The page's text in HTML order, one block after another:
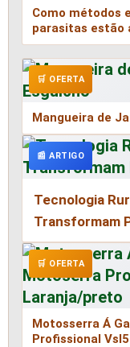
Como métodos
parasitas estão
gastos com
transformar
Brasil
🛒 OFERTA
Mangueira de
📰 ARTIGO
Tecnologia
Transformam
🛒 OFERTA
Motosserra Á
Profissional